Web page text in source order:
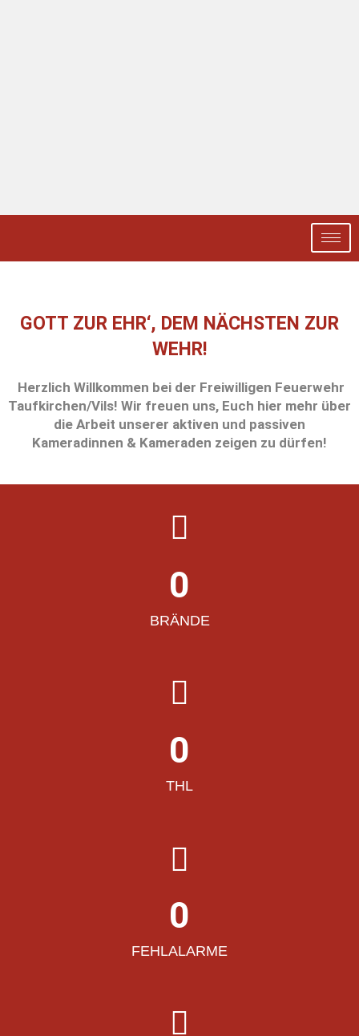
GOTT ZUR EHR‘, DEM NÄCHSTEN ZUR
WEHR!
Herzlich Willkommen bei der Freiwilligen Feuerwehr
Taufkirchen/Vils! Wir freuen uns, Euch hier mehr über
die Arbeit unserer aktiven und passiven
Kameradinnen & Kameraden zeigen zu dürfen!
BRÄNDE
0
THL
0
FEHLALARME
0